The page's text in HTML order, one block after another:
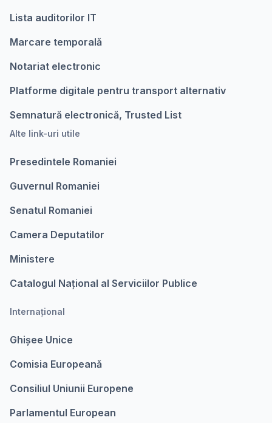
Lista auditorilor IT
Marcare temporalǎ
Notariat electronic
Platforme digitale pentru transport alternativ
Semnatură electronică, Trusted List
Alte link-uri utile
Presedintele Romaniei
Guvernul Romaniei
Senatul Romaniei
Camera Deputatilor
Ministere
Catalogul Național al Serviciilor Publice
Internațional
Ghișee Unice
Comisia Europeanǎ
Consiliul Uniunii Europene
Parlamentul European